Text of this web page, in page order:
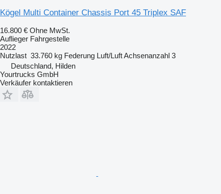
Kögel Multi Container Chassis Port 45 Triplex SAF
16.800 € Ohne MwSt.
Auflieger Fahrgestelle
2022
Nutzlast 33.760 kg Federung Luft/LuftAchsenanzahl 3
Deutschland, Hilden
Yourtrucks GmbH
Verkäufer kontaktieren